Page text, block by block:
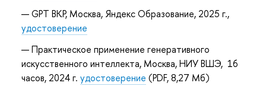
GPT ВКР, Москва, Яндекс Образование, 2025 г.,
удостоверение
Практическое применение генеративного
искусственного интеллекта, Москва, НИУ ВШЭ, 16
часов, 2024 г. удостоверение (PDF, 8,27 Мб)